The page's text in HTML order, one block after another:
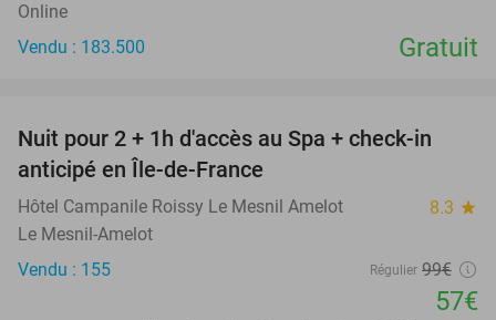
Online
Vendu : 183.500
Gratuit
42%
Nuit pour 2 + 1h d'accès au Spa + check-in
anticipé en Île-de-France
Hôtel Campanile Roissy Le Mesnil Amelot 8.3 star
Le Mesnil-Amelot
Vendu : 155
Régulier 99€
57€